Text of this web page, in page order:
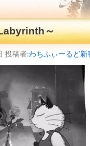
～
投稿者:わちふぃーるど